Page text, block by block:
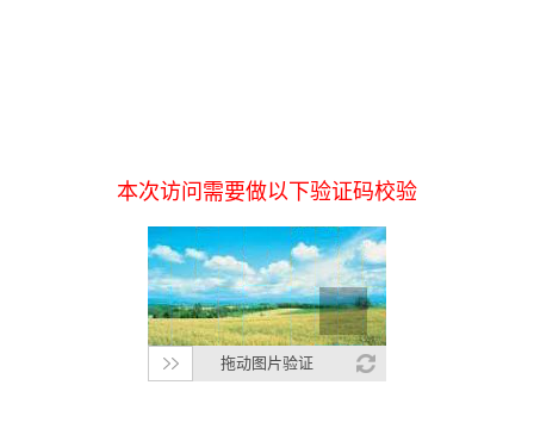
本次访问需要做以下验证码校验
拖动图片验证